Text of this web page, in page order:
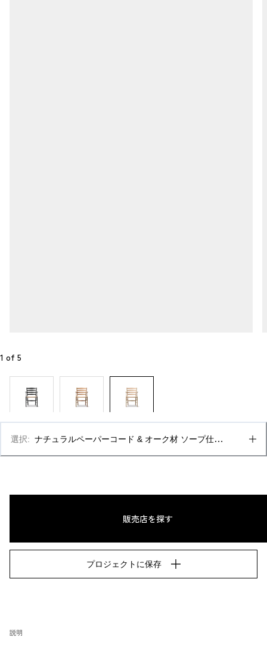
1 of 5
説明
選択: ナチュラルペーパーコード & オーク材 ソープ仕上
販売店を探す
プロジェクトに保存